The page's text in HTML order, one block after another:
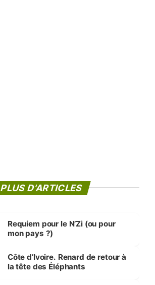
PLUS D'ARTICLES
Requiem pour le N’Zi (ou pour
mon pays ?)
Côte d’Ivoire. Renard de retour à
la tête des Éléphants